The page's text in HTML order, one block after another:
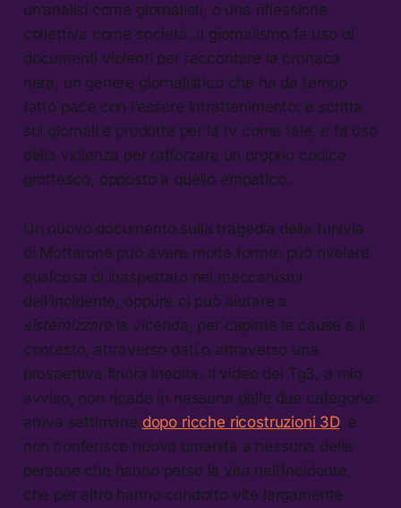
un’analisi come giornalisti, o una riflessione
collettiva come società. Il giornalismo fa uso di
documenti violenti per raccontare la cronaca
nera, un genere giornalistico che ha da tempo
fatto pace con l’essere intrattenimento: è scritta
sui giornali e prodotta per la tv come tale, e fa uso
della violenza per rafforzare un proprio codice
grottesco, opposto a quello empatico.
Un nuovo documento sulla tragedia della funivia
di Mottarone può avere molte forme: può rivelare
qualcosa di inaspettato nei meccanismi
dell’incidente, oppure ci può aiutare a
sistemizzarela vicenda, per capirne le cause e il
contesto, attraverso dati o attraverso una
prospettiva finora inedita. Il video del Tg3, a mio
avviso, non ricade in nessuna delle due categorie:
arriva settimane dopo ricche ricostruzioni 3D, e
non conferisce nuova umanità a nessuna delle
persone che hanno perso la vita nell’incidente,
che per altro hanno condotto vite largamente